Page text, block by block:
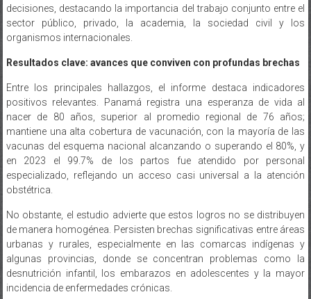
decisiones, destacando la importancia del trabajo conjunto entre el
sector público, privado, la academia, la sociedad civil y los
organismos internacionales.
Resultados clave: avances que conviven con profundas brechas
Entre los principales hallazgos, el informe destaca indicadores
positivos relevantes. Panamá registra una esperanza de vida al
nacer de 80 años, superior al promedio regional de 76 años;
mantiene una alta cobertura de vacunación, con la mayoría de las
vacunas del esquema nacional alcanzando o superando el 80%, y
en 2023 el 99.7% de los partos fue atendido por personal
especializado, reflejando un acceso casi universal a la atención
obstétrica.
No obstante, el estudio advierte que estos logros no se distribuyen
de manera homogénea. Persisten brechas significativas entre áreas
urbanas y rurales, especialmente en las comarcas indígenas y
algunas provincias, donde se concentran problemas como la
desnutrición infantil, los embarazos en adolescentes y la mayor
incidencia de enfermedades crónicas.